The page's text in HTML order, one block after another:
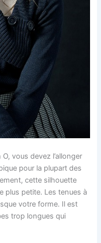
vous devez l’allonger
pour la plupart des
cette silhouette
plus petite. Les tenues à
votre forme. Il est
trop longues qui